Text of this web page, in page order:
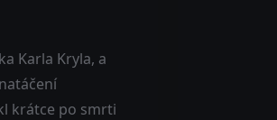
Karla Kryla, a
krátce po smrti